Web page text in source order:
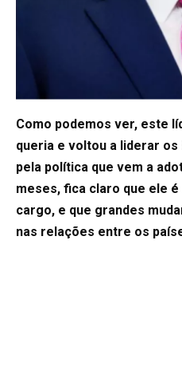
Como podemos ver, este
queria e voltou a liderar os
pela política que vem a
meses, fica claro que ele
cargo, e que grandes
nas relações entre os